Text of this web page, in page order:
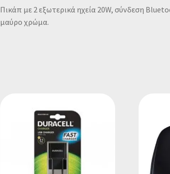
Πικάπ με 2 εξωτερικά ηχεία 20W, σύνδεση
μαύρο χρώμα.